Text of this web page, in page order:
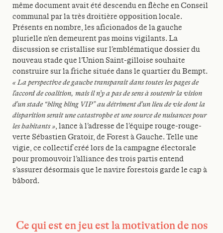
même document avait été descendu en flèche en Conseil
communal par la très droitière opposition locale.
Présents en nombre, les aficionados de la gauche
plurielle n’en demeurent pas moins vigilants. La
discussion se cristallise sur l’emblématique dossier du
nouveau stade que l’Union Saint-gilloise souhaite
construire sur la friche située dans le quartier du Bempt.
« La perspective de gauche transparaît dans toutes les pages de
l’accord de coalition, mais il n’y a pas de sens à soutenir la vision
d’un stade “bling bling VIP” au détriment d’un lieu de vie dont la
disparition serait une catastrophe et une source de nuisances pour
les habitants », lance à l’adresse de l’équipe rouge-rouge-
verte Sébastien Gratoir, de Forest à Gauche. Telle une
vigie, ce collectif créé lors de la campagne électorale
pour promouvoir l’alliance des trois partis entend
s’assurer désormais que le navire forestois garde le cap à
bâbord.
Ce qui est en jeu est la motivation de nos